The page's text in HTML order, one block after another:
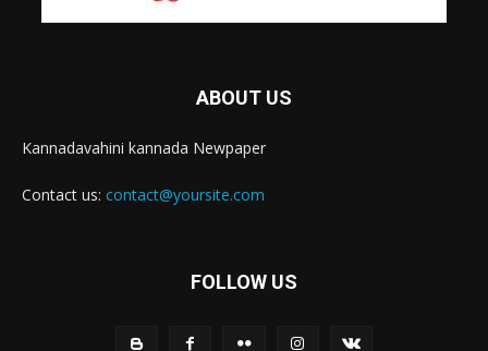
ABOUT US
Kannadavahini kannada Newpaper
Contact us: contact@yoursite.com
FOLLOW US